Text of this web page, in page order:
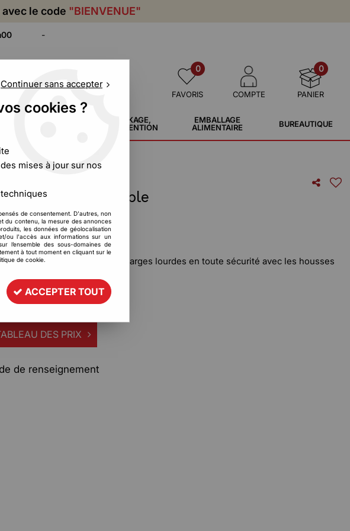
le code "BIENVENUE"
-
0
FAVORIS COMPTE
0
PANIER
STOCKAGE,
MANUTENTION
EMBALLAGE
ALIMENTAIRE
BUREAUTIQUE
plastique retractable
179,32 €HT
transportez vos palettes de charges lourdes en toute sécurité avec les housses
DES PRIX
de renseignement
Continuer sans accepter
cookies ?
mises à jour sur nos
de consentement. D'autres, non
du contenu, la mesure des annonces
les données de géolocalisation
ou l'accès aux informations sur un
l’ensemble des sous-domaines de
à tout moment en cliquant sur le
de cookie.
ACCEPTER TOUT